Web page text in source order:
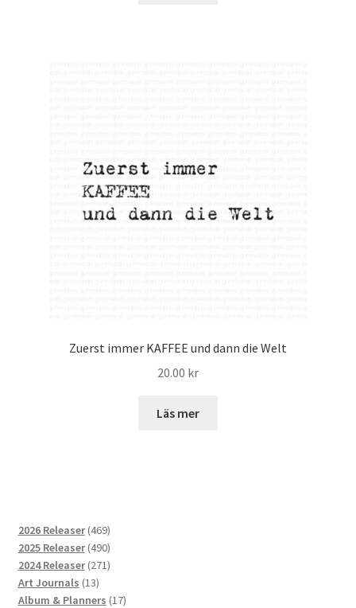
Zuerst immer KAFFEE und dann die Welt
20.00 kr
Läs mer
2026 Releaser 469469
produkter
2025 Releaser 490490
produkter
2024 Releaser 271271
Art Journals 1313
produkter
Album & Planners 1717